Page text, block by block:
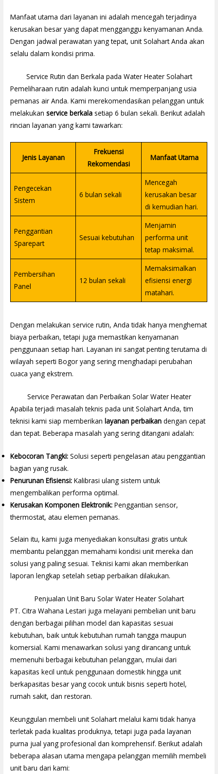
Manfaat utama dari layanan ini adalah mencegah terjadinya
kerusakan besar yang dapat mengganggu kenyamanan Anda.
Dengan jadwal perawatan yang tepat, unit Solahart Anda akan
selalu dalam kondisi prima.
Service Rutin dan Berkala pada Water Heater Solahart
Pemeliharaan rutin adalah kunci untuk memperpanjang usia
pemanas air Anda. Kami merekomendasikan pelanggan untuk
melakukanservice berkala setiap 6 bulan sekali. Berikut adalah
rincian layanan yang kami tawarkan:
Jenis Layanan
Frekuensi
Rekomendasi
Manfaat Utama
Pengecekan
Sistem
6 bulan sekali
Mencegah
kerusakan besar
di kemudian hari.
Penggantian
Sparepart
Sesuai kebutuhan
Menjamin
performa unit
tetap maksimal.
Pembersihan
Panel
12 bulan sekali
Memaksimalkan
efisiensi energi
matahari.
Dengan melakukan service rutin, Anda tidak hanya menghemat
biaya perbaikan, tetapi juga memastikan kenyamanan
penggunaan setiap hari. Layanan ini sangat penting terutama di
wilayah seperti Bogor yang sering menghadapi perubahan
cuaca yang ekstrem.
Service Perawatan dan Perbaikan Solar Water Heater
Apabila terjadi masalah teknis pada unit Solahart Anda, tim
teknisi kami siap memberikanlayanan perbaikan dengan cepat
dan tepat. Beberapa masalah yang sering ditangani adalah:
Kebocoran Tangki: Solusi seperti pengelasan atau penggantian
bagian yang rusak.
Penurunan Efisiensi: Kalibrasi ulang sistem untuk
mengembalikan performa optimal.
Kerusakan Komponen Elektronik: Penggantian sensor,
thermostat, atau elemen pemanas.
Selain itu, kami juga menyediakan konsultasi gratis untuk
membantu pelanggan memahami kondisi unit mereka dan
solusi yang paling sesuai. Teknisi kami akan memberikan
laporan lengkap setelah setiap perbaikan dilakukan.
Penjualan Unit Baru Solar Water Heater Solahart
PT. Citra Wahana Lestari juga melayani pembelian unit baru
dengan berbagai pilihan model dan kapasitas sesuai
kebutuhan, baik untuk kebutuhan rumah tangga maupun
komersial. Kami menawarkan solusi yang dirancang untuk
memenuhi berbagai kebutuhan pelanggan, mulai dari
kapasitas kecil untuk penggunaan domestik hingga unit
berkapasitas besar yang cocok untuk bisnis seperti hotel,
rumah sakit, dan restoran.
Keunggulan membeli unit Solahart melalui kami tidak hanya
terletak pada kualitas produknya, tetapi juga pada layanan
purna jual yang profesional dan komprehensif. Berikut adalah
beberapa alasan utama mengapa pelanggan memilih membeli
unit baru dari kami: